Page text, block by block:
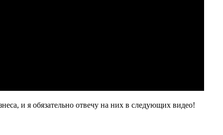
и я обязательно отвечу на них в следующих видео!